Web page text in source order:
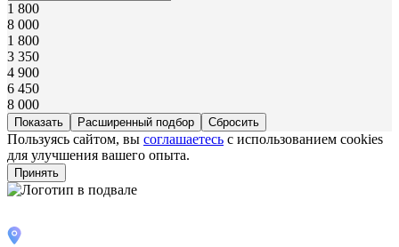
1 800
8 000
1 800
3 350
4 900
6 450
8 000
Расширенный подбор
Пользуясь сайтом, вы соглашаетесь с использованием cookies
для улучшения вашего опыта.
Принять